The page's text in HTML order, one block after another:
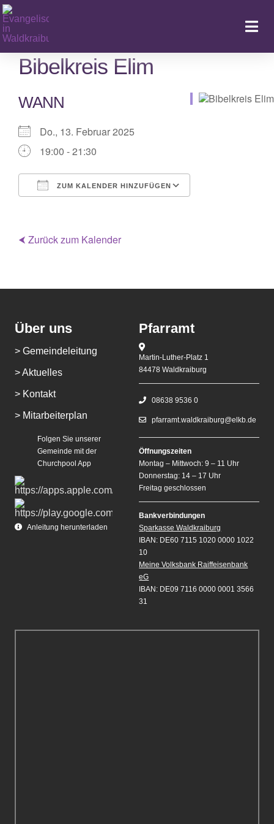
Zum
Inhalt
springen
Bibelkreis Elim
WANN
Do., 13. Februar 2025
19:00 - 21:30
ZUM KALENDER HINZUFÜGEN
⮜ Zurück zum Kalender
Über uns
> Gemeindeleitung
> Aktuelles
> Kontakt
> Mitarbeiterplan
Folgen Sie unserer
Gemeinde mit der
Churchpool App
Anleitung herunterladen
Pfarramt
Martin-Luther-Platz 1
84478 Waldkraiburg
08638 9536 0
pfarramt.waldkraiburg@elkb.de
Öffnungszeiten
Montag – Mittwoch: 9 – 11 Uhr
Donnerstag: 14 – 17 Uhr
Freitag geschlossen
Bankverbindungen
Sparkasse Waldkraiburg
IBAN: DE60 7115 1020 0000 1022
10
Meine Volksbank Raiffeisenbank
eG
IBAN: DE09 7116 0000 0001 3566
31